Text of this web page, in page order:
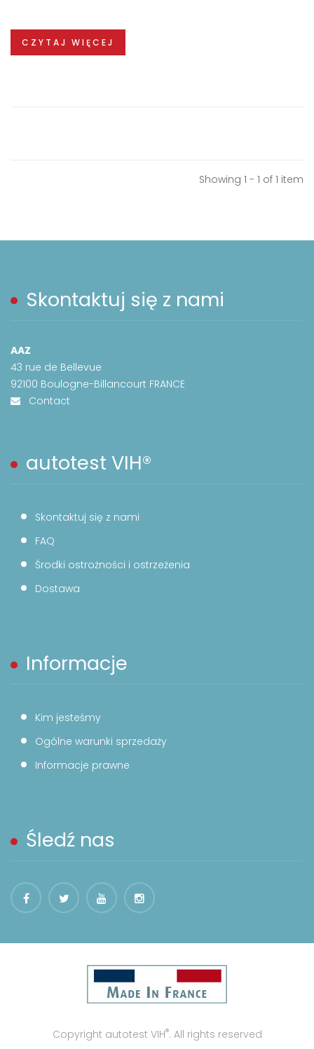
CZYTAJ WIĘCEJ
Showing 1 - 1 of 1 item
Skontaktuj się z nami
AAZ
43 rue de Bellevue
92100 Boulogne-Billancourt FRANCE
Contact
autotest VIH®
Skontaktuj się z nami
FAQ
Środki ostrożności i ostrzeżenia
Dostawa
Informacje
Kim jesteśmy
Ogólne warunki sprzedaży
Informacje prawne
Śledź nas
Copyright autotest VIH®. All rights reserved